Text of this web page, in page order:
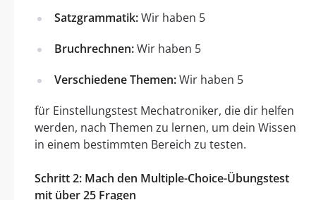
Satzgrammatik:Wir haben 5
Bruchrechnen:Wir haben 5
Verschiedene Themen:Wir haben 5
für Einstellungstest Mechatroniker, die dir helfen
werden, nach Themen zu lernen, um dein Wissen
in einem bestimmten Bereich zu testen.
Schritt 2: Mach den Multiple-Choice-Übungstest
mit über 25 Fragen